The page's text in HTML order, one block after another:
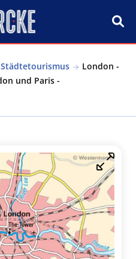
Städtetourismus
London -
und Paris -